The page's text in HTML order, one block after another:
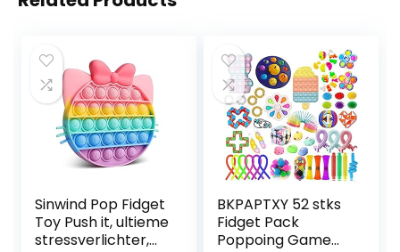
Sinwind Pop Fidget
Toy Push it, ultieme
stressverlichter,
BKPAPTXY 52 stks
Fidget Pack
Poppoing Game